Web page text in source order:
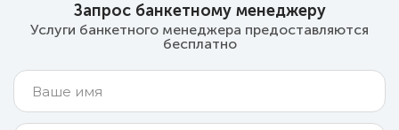
Запрос банкетному менеджеру
Услуги банкетного менеджера предоставляются
бесплатно